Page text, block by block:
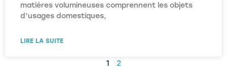
matières volumineuses comprennent les objets
d’usages domestiques,
LIRE LA SUITE
1 2